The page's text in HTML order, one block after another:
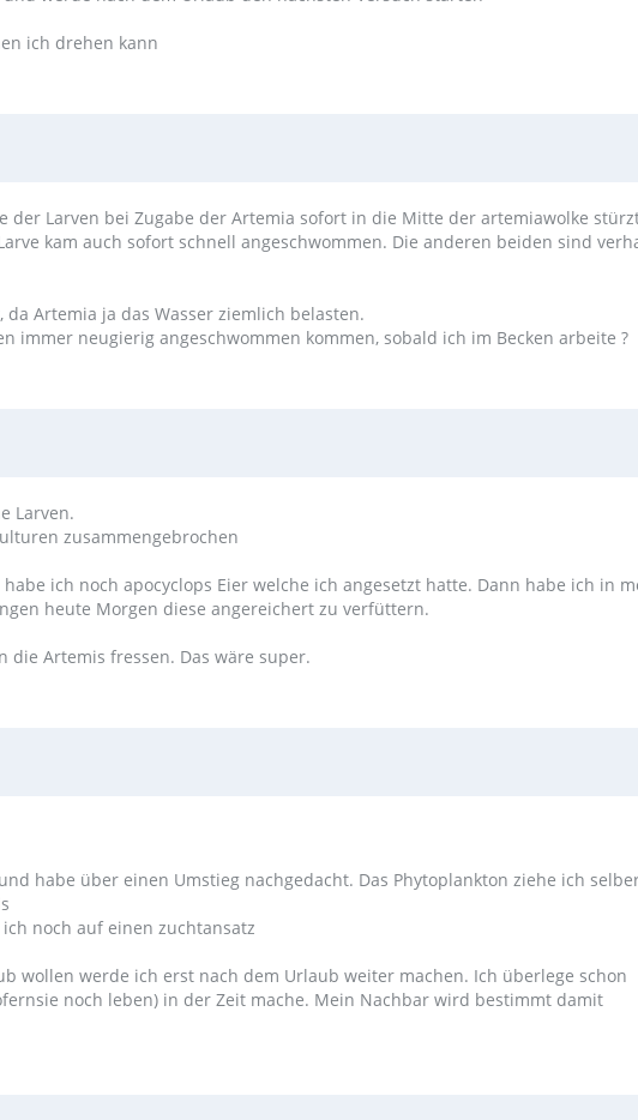
ich drehen kann
der Larven bei Zugabe der Artemia sofort in die Mitte der artemiawolke
kam auch sofort schnell angeschwommen. Die anderen beiden sind
Artemia ja das Wasser ziemlich belasten.
immer neugierig angeschwommen kommen, sobald ich im Becken arbeite ?
Larven.
zusammengebrochen
ich noch apocyclops Eier welche ich angesetzt hatte. Dann habe ich in
heute Morgen diese angereichert zu verfüttern.
die Artemis fressen. Das wäre super.
habe über einen Umstieg nachgedacht. Das Phytoplankton ziehe ich
noch auf einen zuchtansatz
wollen werde ich erst nach dem Urlaub weiter machen. Ich überlege schon
noch leben) in der Zeit mache. Mein Nachbar wird bestimmt damit